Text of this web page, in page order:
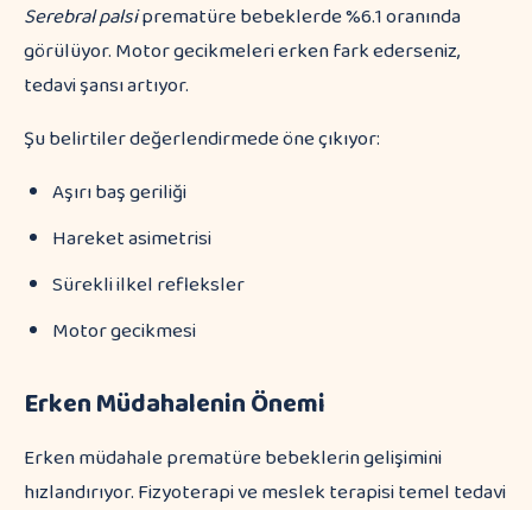
Serebral palsiprematüre bebeklerde %6.1 oranında
görülüyor. Motor gecikmeleri erken fark ederseniz,
tedavi şansı artıyor.
Şu belirtiler değerlendirmede öne çıkıyor:
Aşırı baş geriliği
Hareket asimetrisi
Sürekli ilkel refleksler
Motor gecikmesi
Erken Müdahalenin Önemi
Erken müdahale prematüre bebeklerin gelişimini
hızlandırıyor. Fizyoterapi ve meslek terapisi temel tedavi